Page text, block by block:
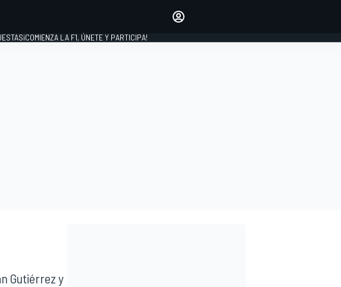
INICIAR SESIÓN
¡COMIENZA LA F1, ÚNETE Y PARTICIPA!
Gutiérrez y